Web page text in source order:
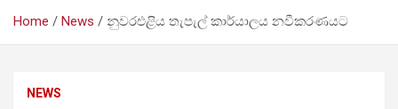
Home News නුවරඑළිය තැපැල් කාර්යාලය නවීකරණයට
NEWS